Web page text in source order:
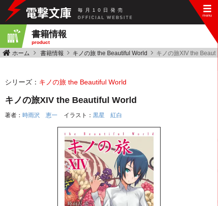
毎 月 10 日 発 売
書籍情報
product
ホーム 書籍情報 キノの旅 the Beautiful World キノの旅XIV the
シリーズ： キノの旅 the Beautiful World
キノの旅XIV the Beautiful World
著者： 時雨沢 恵一 イラスト： 黒星 紅白